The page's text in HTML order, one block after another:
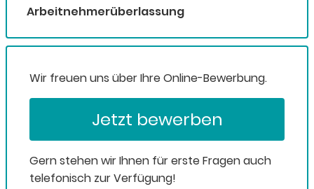
Arbeitnehmerüberlassung
Wir freuen uns über Ihre Online-Bewerbung.
Jetzt bewerben
Gern stehen wir Ihnen für erste Fragen auch
telefonisch zur Verfügung!